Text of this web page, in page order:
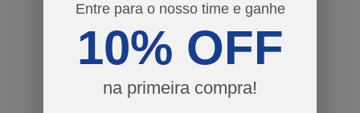
Entre para o nosso time e ganhe
10% OFF
na primeira compra!
CAMISETA SÃO
PAULO TELA
R$ 109,90
CAMISETA SAO
PAULO HISTORIA
R$ 119,90